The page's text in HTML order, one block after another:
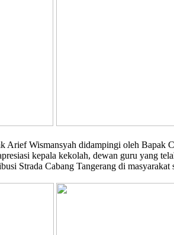
Wismansyah didampingi oleh Bapak
kepala kekolah, dewan guru yang
Strada Cabang Tangerang di